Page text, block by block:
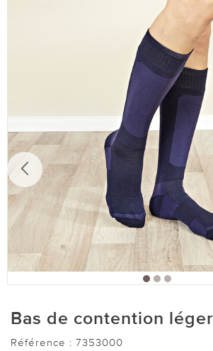
Bas de contention
Référence : 7353000